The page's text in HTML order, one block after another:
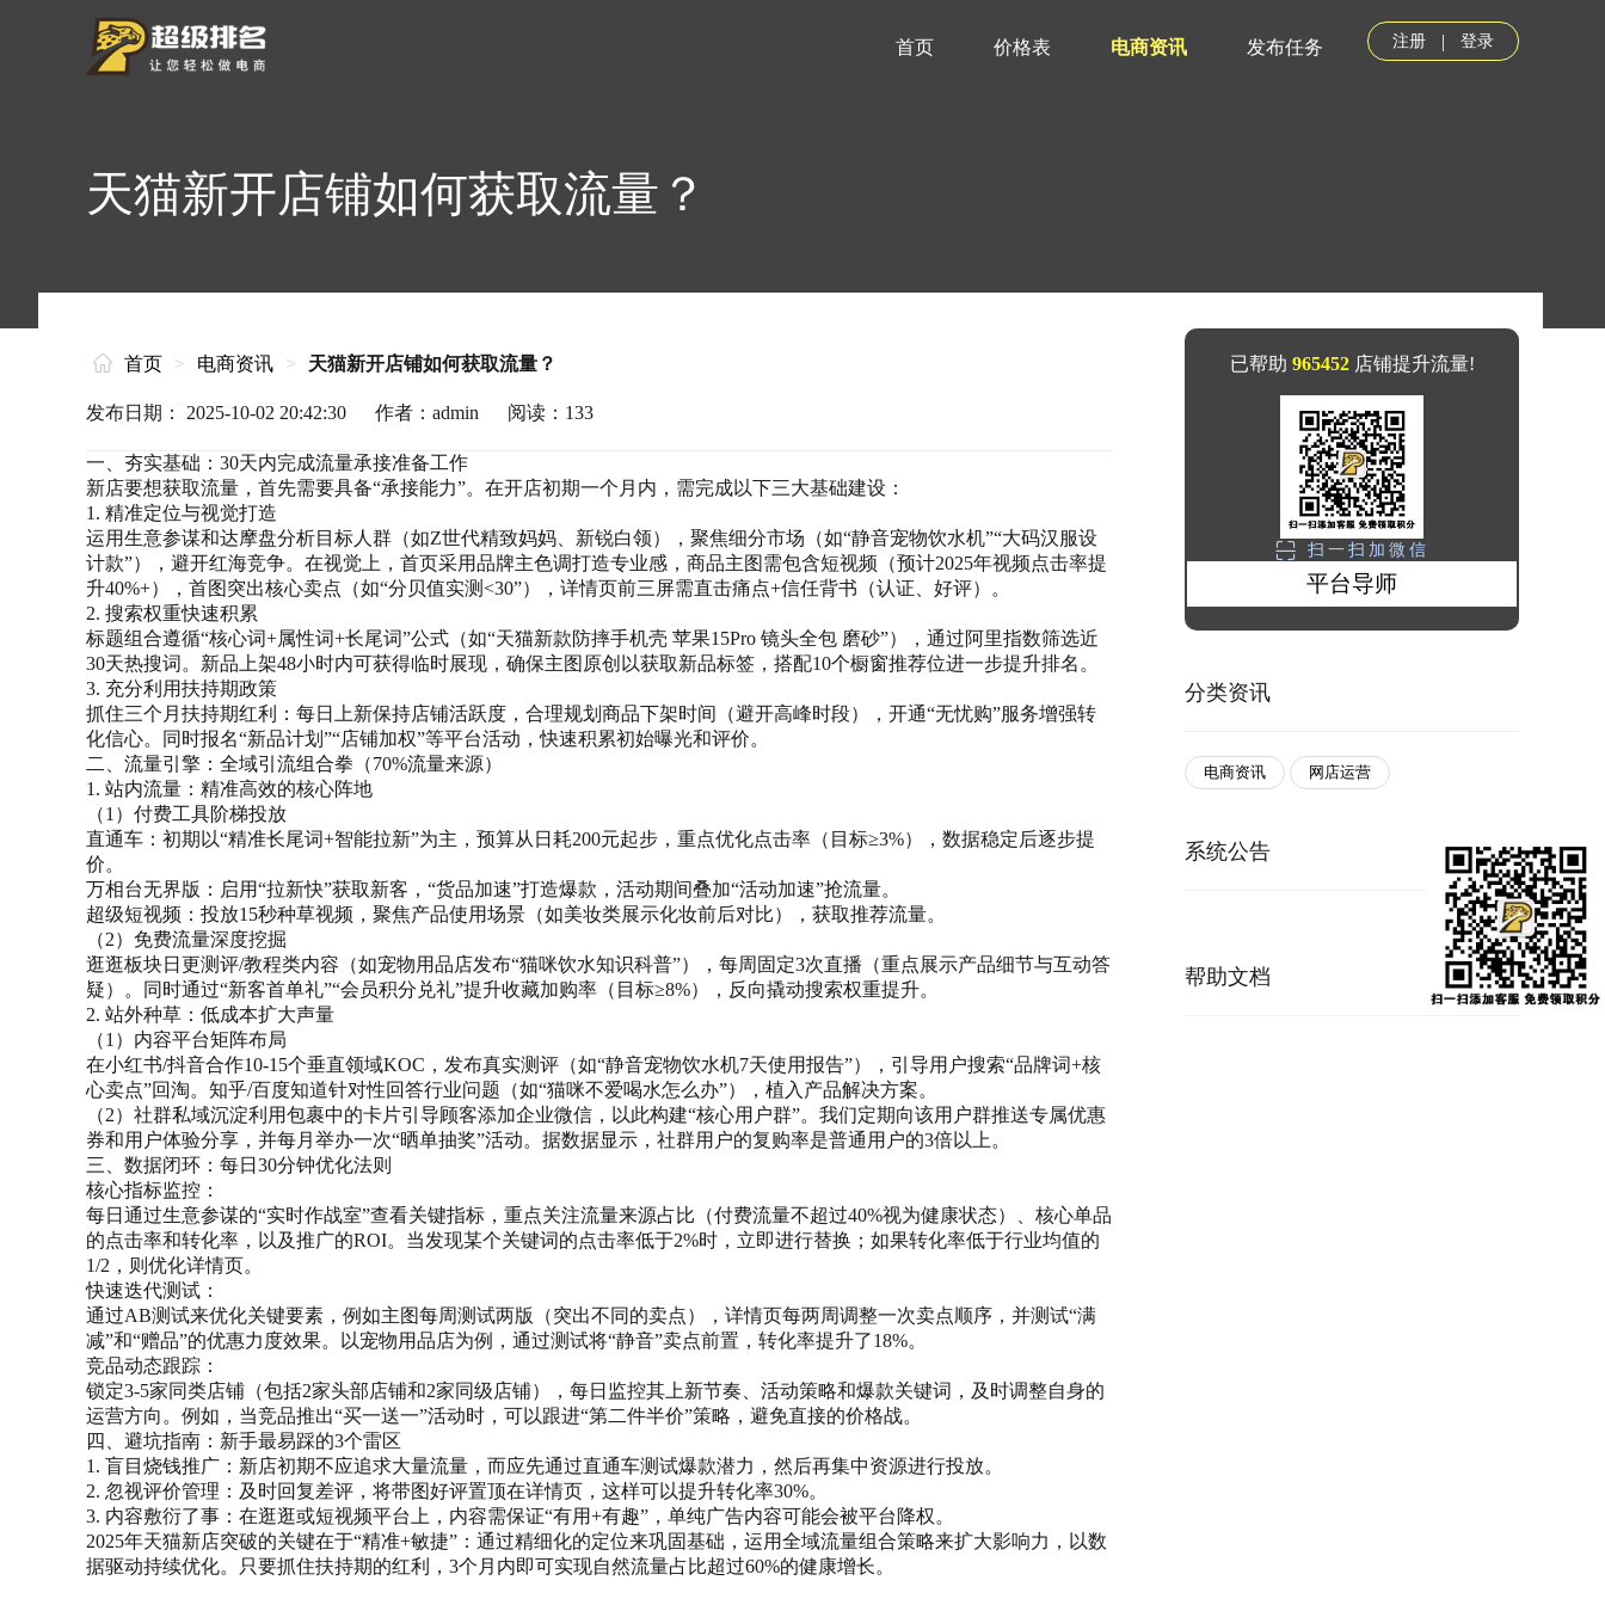
注册 | 登录
首页 价格表 电商资讯 发布任务
天猫新开店铺如何获取流量？
首页 > 电商资讯 > 天猫新开店铺如何获取流量？
发布日期： 2025-10-02 20:42:30 作者：admin 阅读：133
一、夯实基础：30天内完成流量承接准备工作
新店要想获取流量，首先需要具备“承接能力”。在开店初期一个月内，需完成以下三大基础建设：
1. 精准定位与视觉打造
运用生意参谋和达摩盘分析目标人群（如Z世代精致妈妈、新锐白领），聚焦细分市场（如“静音宠物饮水机”“大码汉服设
计款”），避开红海竞争。在视觉上，首页采用品牌主色调打造专业感，商品主图需包含短视频（预计2025年视频点击率提
升40%+），首图突出核心卖点（如“分贝值实测<30”），详情页前三屏需直击痛点+信任背书（认证、好评）。
2. 搜索权重快速积累
标题组合遵循“核心词+属性词+长尾词”公式（如“天猫新款防摔手机壳 苹果15Pro 镜头全包 磨砂”），通过阿里指数筛选近
30天热搜词。新品上架48小时内可获得临时展现，确保主图原创以获取新品标签，搭配10个橱窗推荐位进一步提升排名。
3. 充分利用扶持期政策
抓住三个月扶持期红利：每日上新保持店铺活跃度，合理规划商品下架时间（避开高峰时段），开通“无忧购”服务增强转
化信心。同时报名“新品计划”“店铺加权”等平台活动，快速积累初始曝光和评价。
二、流量引擎：全域引流组合拳（70%流量来源）
1. 站内流量：精准高效的核心阵地
（1）付费工具阶梯投放
直通车：初期以“精准长尾词+智能拉新”为主，预算从日耗200元起步，重点优化点击率（目标≥3%），数据稳定后逐步提
价。
万相台无界版：启用“拉新快”获取新客，“货品加速”打造爆款，活动期间叠加“活动加速”抢流量。
超级短视频：投放15秒种草视频，聚焦产品使用场景（如美妆类展示化妆前后对比），获取推荐流量。
（2）免费流量深度挖掘
逛逛板块日更测评/教程类内容（如宠物用品店发布“猫咪饮水知识科普”），每周固定3次直播（重点展示产品细节与互动答
疑）。同时通过“新客首单礼”“会员积分兑礼”提升收藏加购率（目标≥8%），反向撬动搜索权重提升。
2. 站外种草：低成本扩大声量
（1）内容平台矩阵布局
在小红书/抖音合作10-15个垂直领域KOC，发布真实测评（如“静音宠物饮水机7天使用报告”），引导用户搜索“品牌词+核
心卖点”回淘。知乎/百度知道针对性回答行业问题（如“猫咪不爱喝水怎么办”），植入产品解决方案。
（2）社群私域沉淀利用包裹中的卡片引导顾客添加企业微信，以此构建“核心用户群”。我们定期向该用户群推送专属优惠
券和用户体验分享，并每月举办一次“晒单抽奖”活动。据数据显示，社群用户的复购率是普通用户的3倍以上。
三、数据闭环：每日30分钟优化法则
核心指标监控：
每日通过生意参谋的“实时作战室”查看关键指标，重点关注流量来源占比（付费流量不超过40%视为健康状态）、核心单品
的点击率和转化率，以及推广的ROI。当发现某个关键词的点击率低于2%时，立即进行替换；如果转化率低于行业均值的
1/2，则优化详情页。
快速迭代测试：
通过AB测试来优化关键要素，例如主图每周测试两版（突出不同的卖点），详情页每两周调整一次卖点顺序，并测试“满
减”和“赠品”的优惠力度效果。以宠物用品店为例，通过测试将“静音”卖点前置，转化率提升了18%。
竞品动态跟踪：
锁定3-5家同类店铺（包括2家头部店铺和2家同级店铺），每日监控其上新节奏、活动策略和爆款关键词，及时调整自身的
运营方向。例如，当竞品推出“买一送一”活动时，可以跟进“第二件半价”策略，避免直接的价格战。
四、避坑指南：新手最易踩的3个雷区
1. 盲目烧钱推广：新店初期不应追求大量流量，而应先通过直通车测试爆款潜力，然后再集中资源进行投放。
2. 忽视评价管理：及时回复差评，将带图好评置顶在详情页，这样可以提升转化率30%。
3. 内容敷衍了事：在逛逛或短视频平台上，内容需保证“有用+有趣”，单纯广告内容可能会被平台降权。
2025年天猫新店突破的关键在于“精准+敏捷”：通过精细化的定位来巩固基础，运用全域流量组合策略来扩大影响力，以数
据驱动持续优化。只要抓住扶持期的红利，3个月内即可实现自然流量占比超过60%的健康增长。
已帮助 965452店铺提升流量!
扫一扫加微信
平台导师
分类资讯
电商资讯 网店运营
系统公告 更多
帮助文档 更多